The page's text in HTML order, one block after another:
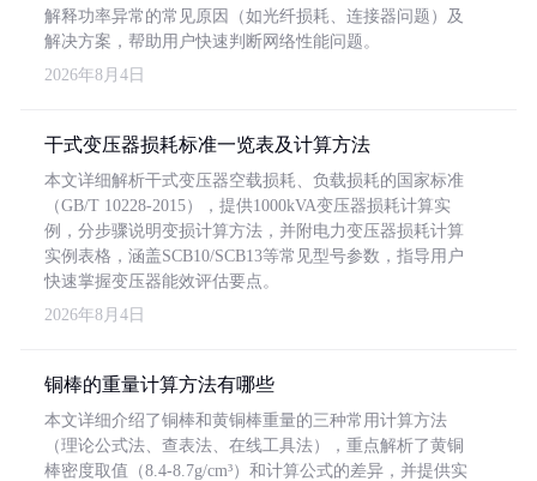
解释功率异常的常见原因（如光纤损耗、连接器问题）及
解决方案，帮助用户快速判断网络性能问题。
2026年8月4日
干式变压器损耗标准一览表及计算方法
本文详细解析干式变压器空载损耗、负载损耗的国家标准
（GB/T 10228-2015），提供1000kVA变压器损耗计算实
例，分步骤说明变损计算方法，并附电力变压器损耗计算
实例表格，涵盖SCB10/SCB13等常见型号参数，指导用户
快速掌握变压器能效评估要点。
2026年8月4日
铜棒的重量计算方法有哪些
本文详细介绍了铜棒和黄铜棒重量的三种常用计算方法
（理论公式法、查表法、在线工具法），重点解析了黄铜
棒密度取值（8.4-8.7g/cm³）和计算公式的差异，并提供实